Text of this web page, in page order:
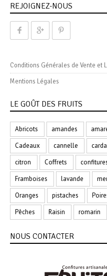
REJOIGNEZ-NOUS
Conditions Générales de Vente et
Mentions Légales
LE GOÛT DES FRUITS
Abricots amandes
Cadeaux
cannelle
citron
Coffrets
Framboises
lavande
Oranges
pistaches
Pêches
Raisin romarin
NOUS CONTACTER